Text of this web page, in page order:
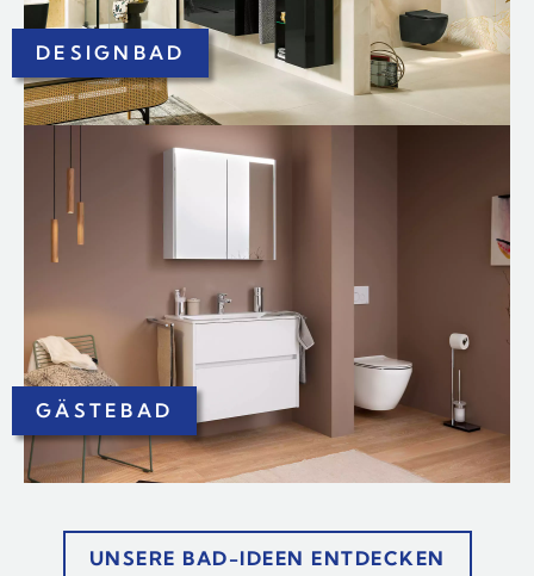
DESIGNBAD
GÄSTEBAD
UNSERE BAD-IDEEN ENTDECKEN